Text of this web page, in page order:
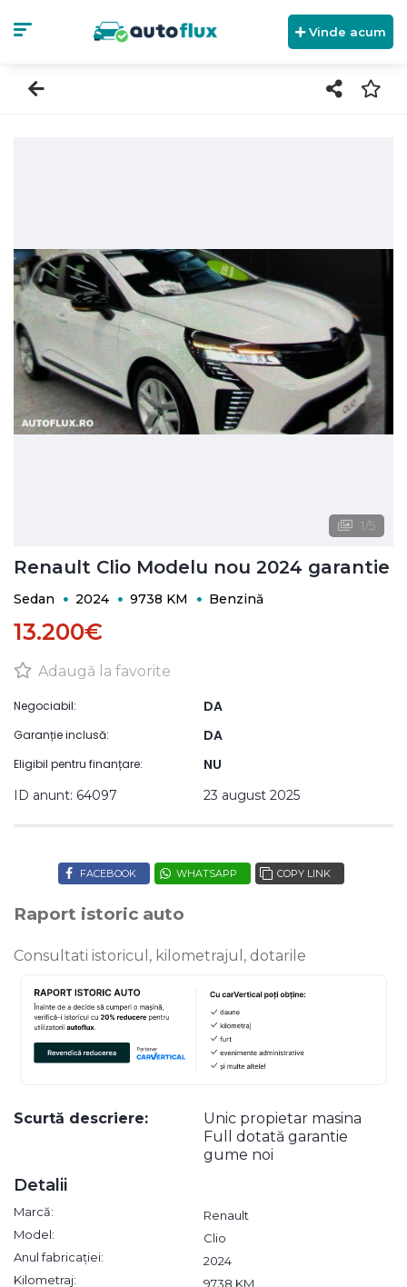
Vinde acum
1/5
Renault Clio Modelu nou 2024 garantie
Sedan 2024 9738 KM Benzină
13.200€
Adaugă la favorite
Negociabil: DA
Garanție inclusă: DA
Eligibil pentru finanțare: NU
ID anunt: 64097 23 august 2025
FACEBOOK WHATSAPP COPY LINK
Raport istoric auto
Consultati istoricul, kilometrajul, dotarile
Scurtă descriere:
Unic propietar masina
Full dotată garantie
gume noi
Detalii
Marcă:
Renault
Model:
Clio
Anul fabricației:
2024
Kilometraj:
9738 KM